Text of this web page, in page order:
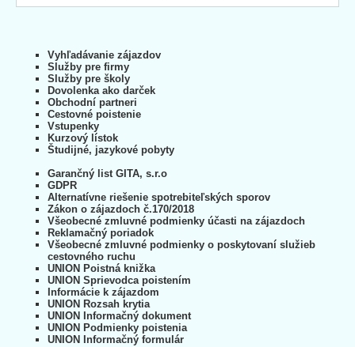
Vyhľadávanie zájazdov
Služby pre firmy
Služby pre školy
Dovolenka ako darček
Obchodní partneri
Cestovné poistenie
Vstupenky
Kurzový lístok
Študijné, jazykové pobyty
Garančný list GITA, s.r.o
GDPR
Alternatívne riešenie spotrebiteľských sporov
Zákon o zájazdoch č.170/2018
Všeobecné zmluvné podmienky účasti na zájazdoch
Reklamačný poriadok
Všeobecné zmluvné podmienky o poskytovaní služieb
cestovného ruchu
UNION Poistná knižka
UNION Sprievodca poistením
Informácie k zájazdom
UNION Rozsah krytia
UNION Informačný dokument
UNION Podmienky poistenia
UNION Informačný formulár